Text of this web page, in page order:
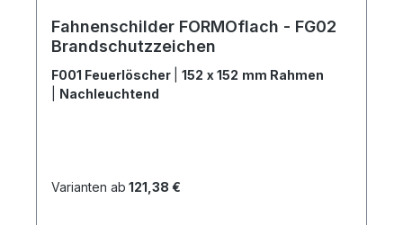
Fahnenschilder FORMOflach - FG02
Brandschutzzeichen
F001 Feuerlöscher
152 x 152 mm Rahmen
Nachleuchtend
Varianten ab 121,38 €